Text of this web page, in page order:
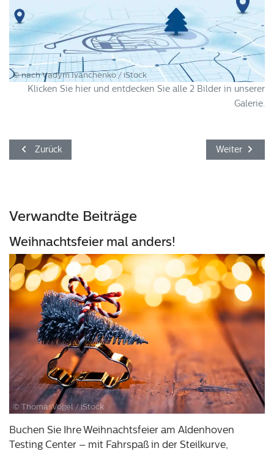
© nach Vadym Ivanchenko / iStock
Klicken Sie hier und entdecken Sie alle 2 Bilder in unserer
Galerie.
Vorheriger Beitrag: Frohes Neues Jahr!
Zurück Nächster
Weiter
Verwandte Beiträge
Weihnachtsfeier mal anders!
© ThomasVogel / iStock
Buchen Sie Ihre Weihnachtsfeier am Aldenhoven
Testing Center – mit Fahrspaß in der Steilkurve,